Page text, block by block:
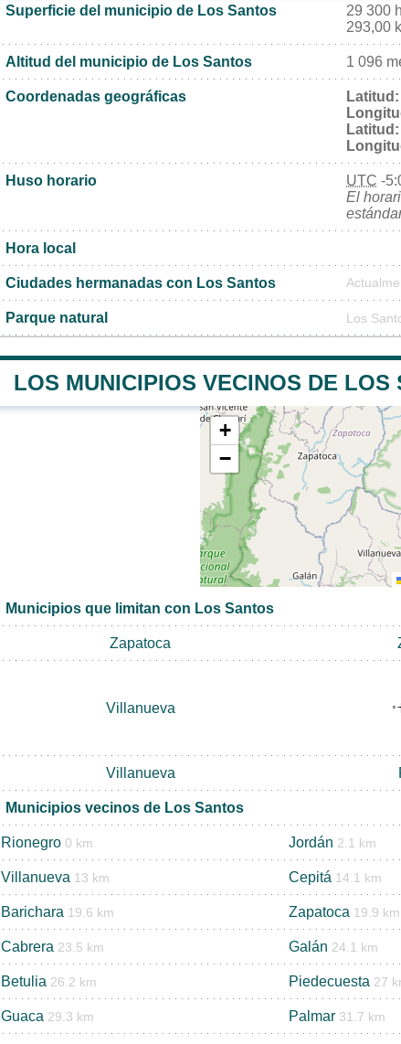
Superficie del municipio de Los Santos
29 300
293,00
Altitud del municipio de Los Santos 1 096
Coordenadas geográficas Latitud:
Latitud:
Huso horario UTC -
El
Hora local
Ciudades hermanadas con Los Santos
Parque natural Los
LOS MUNICIPIOS VECINOS DE LOS
+
−
Municipios que limitan con Los Santos
Zapatoca
Villanueva
Villanueva
Municipios vecinos de Los Santos
Rionegro 0 km Jordán 2.1 km
Villanueva 13 km Cepitá 14.1 km
Barichara 19.6 km Zapatoca 19.9 km
Cabrera 23.5 km Galán 24.1 km
Betulia 26.2 km Piedecuesta 27
Guaca 29.3 km Palmar 31.7 km